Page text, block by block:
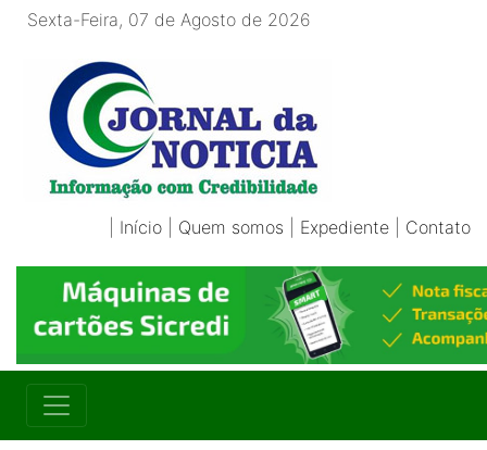
Sexta-Feira, 07 de Agosto de 2026
Início Quem somos Expediente Contato